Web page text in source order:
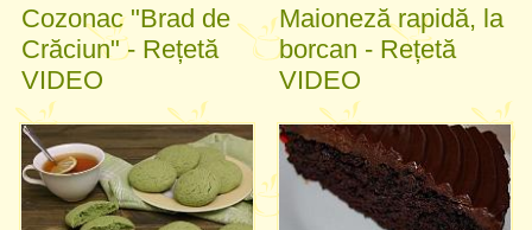
Cozonac "Brad de
Crăciun" - Rețetă
VIDEO
Maioneză rapidă, la
borcan - Rețetă
VIDEO